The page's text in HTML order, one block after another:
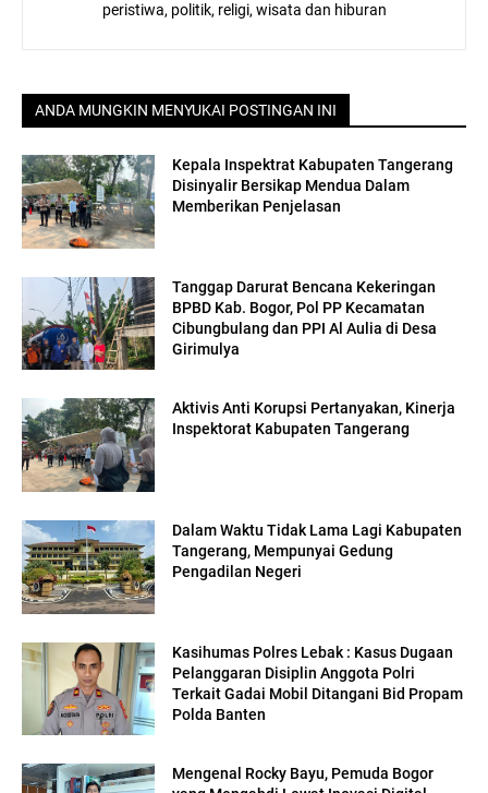
peristiwa, politik, religi, wisata dan hiburan
ANDA MUNGKIN MENYUKAI POSTINGAN INI
Kepala Inspektrat Kabupaten Tangerang
Disinyalir Bersikap Mendua Dalam
Memberikan Penjelasan
Tanggap Darurat Bencana Kekeringan
BPBD Kab. Bogor, Pol PP Kecamatan
Cibungbulang dan PPI Al Aulia di Desa
Girimulya
Aktivis Anti Korupsi Pertanyakan, Kinerja
Inspektorat Kabupaten Tangerang
Dalam Waktu Tidak Lama Lagi Kabupaten
Tangerang, Mempunyai Gedung
Pengadilan Negeri
Kasihumas Polres Lebak : Kasus Dugaan
Pelanggaran Disiplin Anggota Polri
Terkait Gadai Mobil Ditangani Bid Propam
Polda Banten
Mengenal Rocky Bayu, Pemuda Bogor